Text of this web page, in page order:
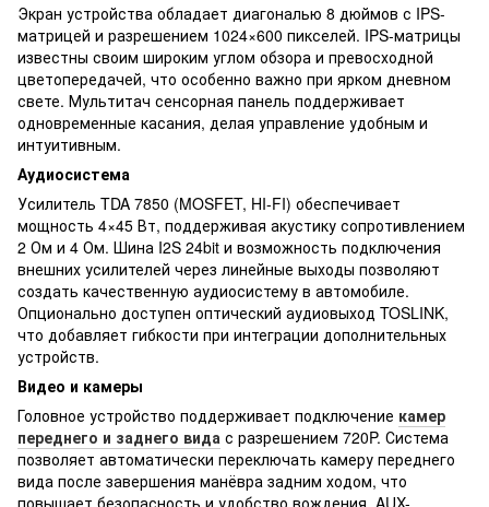
Экран устройства обладает диагональю 8 дюймов с IPS-
матрицей и разрешением 1024×600 пикселей. IPS-матрицы
известны своим широким углом обзора и превосходной
цветопередачей, что особенно важно при ярком дневном
свете. Мультитач сенсорная панель поддерживает
одновременные касания, делая управление удобным и
интуитивным.
Аудиосистема
Усилитель TDA 7850 (MOSFET, HI-FI) обеспечивает
мощность 4×45 Вт, поддерживая акустику сопротивлением
2 Ом и 4 Ом. Шина I2S 24bit и возможность подключения
внешних усилителей через линейные выходы позволяют
создать качественную аудиосистему в автомобиле.
Опционально доступен оптический аудиовыход TOSLINK,
что добавляет гибкости при интеграции дополнительных
устройств.
Видео и камеры
Головное устройство поддерживает подключение камер
переднего и заднего вида с разрешением 720P. Система
позволяет автоматически переключать камеру переднего
вида после завершения манёвра задним ходом, что
повышает безопасность и удобство вождения. AUX-